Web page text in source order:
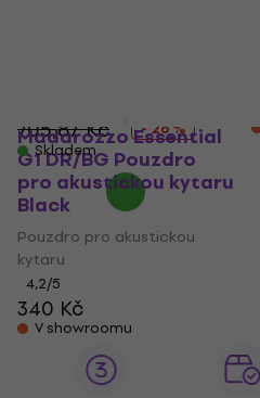
705,87 Kč
- 26 %
Skladem
Madarozzo Essential
G1 DR/BG Pouzdro
pro akustickou kytaru
Black
Pouzdro pro akustickou
kytaru
4,2/5
340 Kč
V showroomu